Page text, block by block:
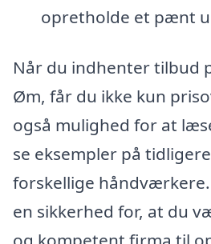
opretholde et pænt
Når du indhenter tilbud
Øm, får du ikke kun
også mulighed for at
se eksempler på
forskellige
en sikkerhed for, at du